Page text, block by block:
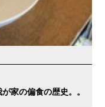
家の偏食の歴史。。